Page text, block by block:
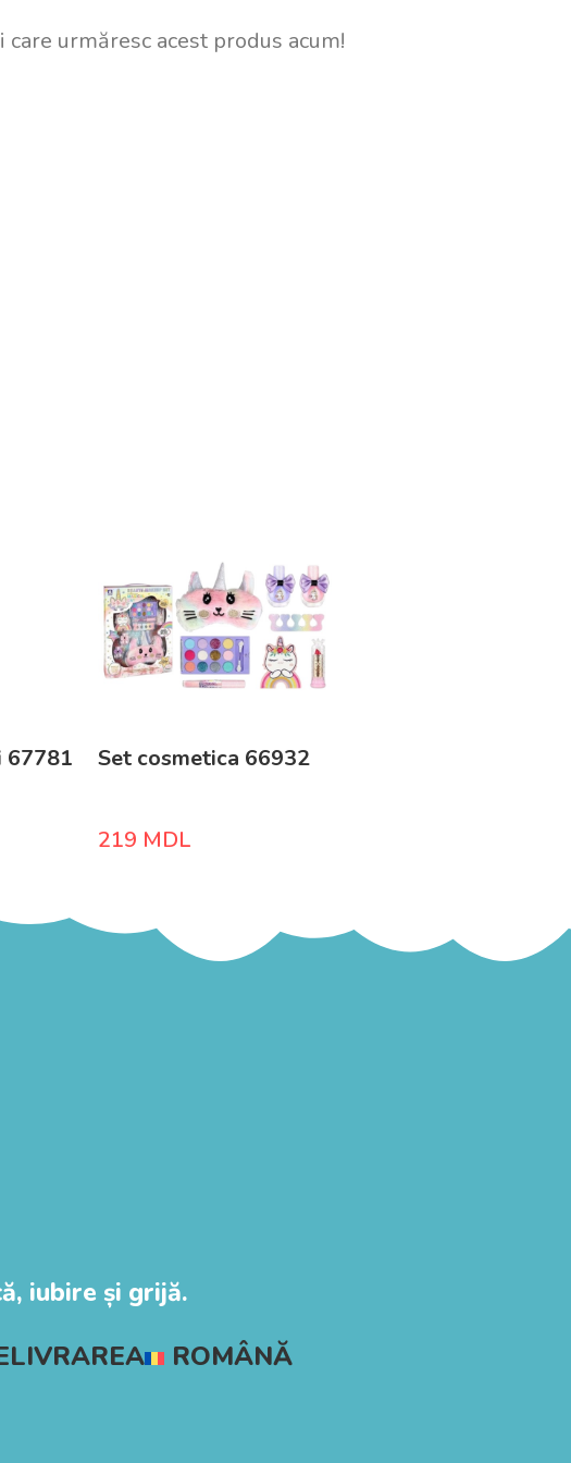
care urmăresc acest produs acum!
67781 Set cosmetica 66932
219 MDL
iubire și grijă.
LIVRAREA
ROMÂNĂ